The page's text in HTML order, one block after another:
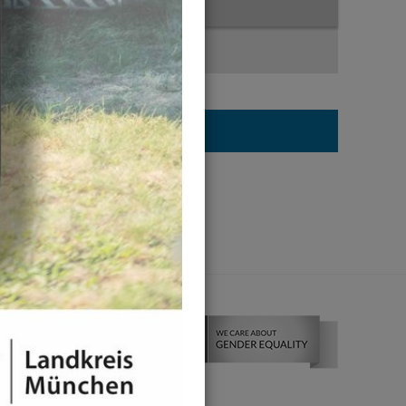
News-Liste
News-Detail
Jahresauswahl